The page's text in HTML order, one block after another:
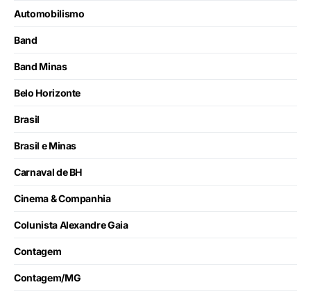
Automobilismo
Band
Band Minas
Belo Horizonte
Brasil
Brasil e Minas
Carnaval de BH
Cinema & Companhia
Colunista Alexandre Gaia
Contagem
Contagem/MG